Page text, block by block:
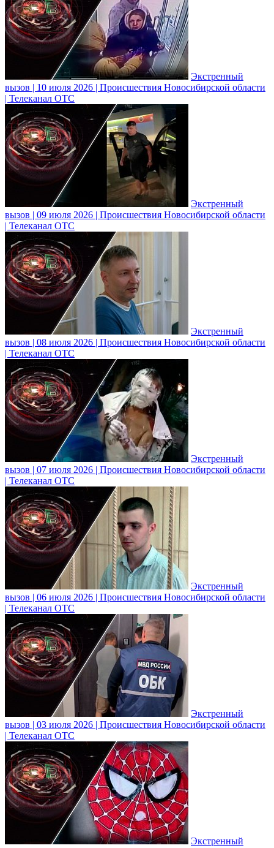
Экстренный
вызов | 10 июля 2026 | Происшествия Новосибирской области
| Телеканал ОТС
Экстренный
вызов | 09 июля 2026 | Происшествия Новосибирской области
| Телеканал ОТС
Экстренный
вызов | 08 июля 2026 | Происшествия Новосибирской области
| Телеканал ОТС
Экстренный
вызов | 07 июля 2026 | Происшествия Новосибирской области
| Телеканал ОТС
Экстренный
вызов | 06 июля 2026 | Происшествия Новосибирской области
| Телеканал ОТС
Экстренный
вызов | 03 июля 2026 | Происшествия Новосибирской области
| Телеканал ОТС
Экстренный